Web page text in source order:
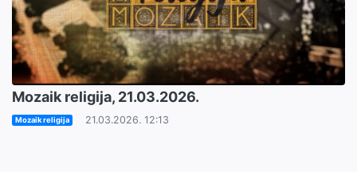
Mozaik religija, 21.03.2026.
Mozaik religija 21.03.2026. 12:13